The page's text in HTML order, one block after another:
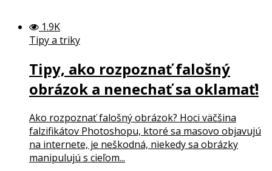
1.9K
Tipy a triky
Tipy, ako rozpoznať falošný
obrázok a nenechať sa oklamať!
Ako rozpoznať falošný obrázok? Hoci väčšina
falzifikátov Photoshopu, ktoré sa masovo objavujú
na internete, je neškodná, niekedy sa obrázky
manipulujú s cieľom...